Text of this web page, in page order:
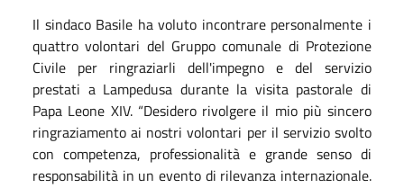
Il sindaco Basile ha voluto incontrare personalmente i
quattro volontari del Gruppo comunale di Protezione
Civile per ringraziarli dell'impegno e del servizio
prestati a Lampedusa durante la visita pastorale di
Papa Leone XIV. “Desidero rivolgere il mio più sincero
ringraziamento ai nostri volontari per il servizio svolto
con competenza, professionalità e grande senso di
responsabilità in un evento di rilevanza internazionale.